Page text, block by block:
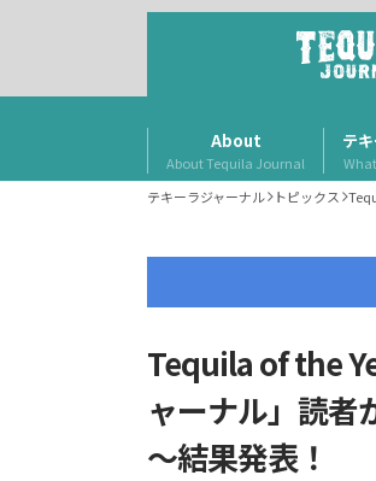
About
About Tequila Journal
テ
テキーラジャーナル トピックス
Tequila of the
ャーナル」読者
～結果発表！